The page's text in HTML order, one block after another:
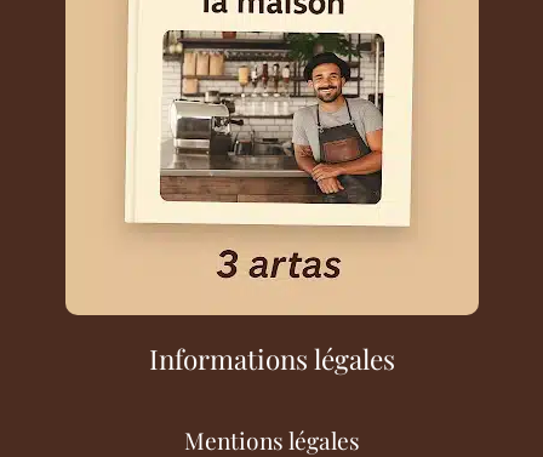
Informations légales
Mentions légales